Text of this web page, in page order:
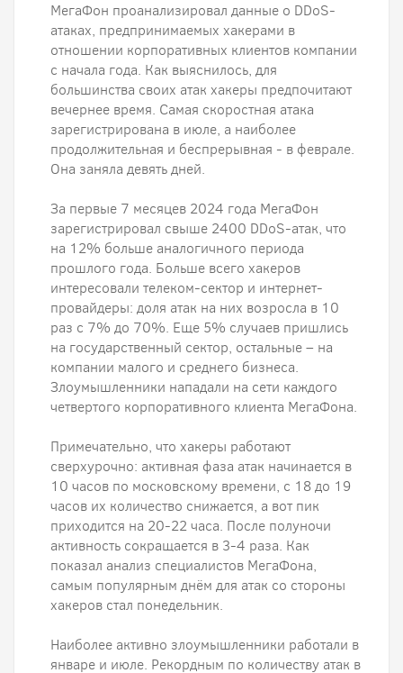
МегаФон проанализировал данные о DDoS-
атаках, предпринимаемых хакерами в
отношении корпоративных клиентов компании
с начала года. Как выяснилось, для
большинства своих атак хакеры предпочитают
вечернее время. Самая скоростная атака
зарегистрирована в июле, а наиболее
продолжительная и беспрерывная - в феврале.
Она заняла девять дней.
За первые 7 месяцев 2024 года МегаФон
зарегистрировал свыше 2400 DDoS-атак, что
на 12% больше аналогичного периода
прошлого года. Больше всего хакеров
интересовали телеком-сектор и интернет-
провайдеры: доля атак на них возросла в 10
раз с 7% до 70%. Еще 5% случаев пришлись
на государственный сектор, остальные – на
компании малого и среднего бизнеса.
Злоумышленники нападали на сети каждого
четвертого корпоративного клиента МегаФона.
Примечательно, что хакеры работают
сверхурочно: активная фаза атак начинается в
10 часов по московскому времени, с 18 до 19
часов их количество снижается, а вот пик
приходится на 20-22 часа. После полуночи
активность сокращается в 3-4 раза. Как
показал анализ специалистов МегаФона,
самым популярным днём для атак со стороны
хакеров стал понедельник.
Наиболее активно злоумышленники работали в
январе и июле. Рекордным по количеству атак в